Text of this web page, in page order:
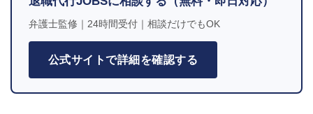
弁護士監修｜24時間受付｜相談だけでもOK
公式サイトで詳細を確認する